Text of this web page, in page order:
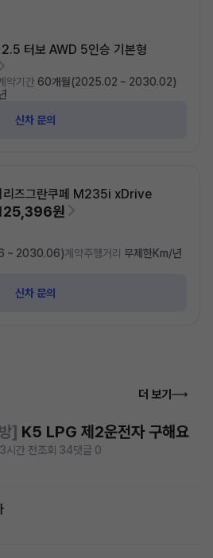
터보 AWD 5인승 기본형
약기간 60개월(2025.02 ~ 2030.02)
신차 문의
즈그란쿠페 M235i xDrive
원
~ 2030.06)계약주행거리 무제한Km/년
신차 문의
더 보기
] K5 LPG 제2운전자 구해요
시간 전조회 34댓글 0